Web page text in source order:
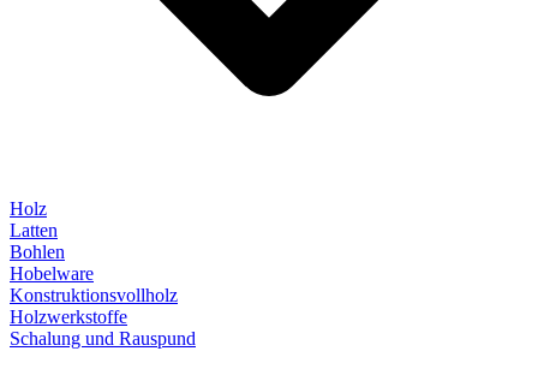
Holz
Latten
Bohlen
Hobelware
Konstruktionsvollholz
Holzwerkstoffe
Schalung und Rauspund